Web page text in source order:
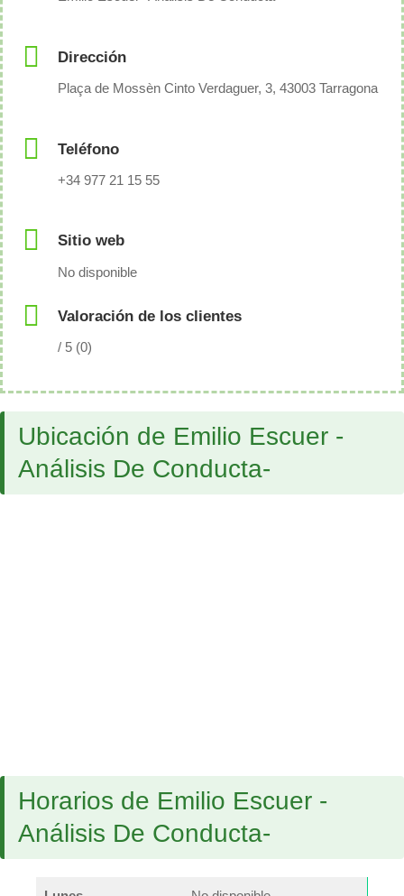
Dirección
Plaça de Mossèn Cinto Verdaguer, 3, 43003 Tarragona
Teléfono
+34 977 21 15 55
Sitio web
No disponible
Valoración de los clientes
/ 5 (0)
Ubicación de Emilio Escuer -
Análisis De Conducta-
Horarios de Emilio Escuer -
Análisis De Conducta-